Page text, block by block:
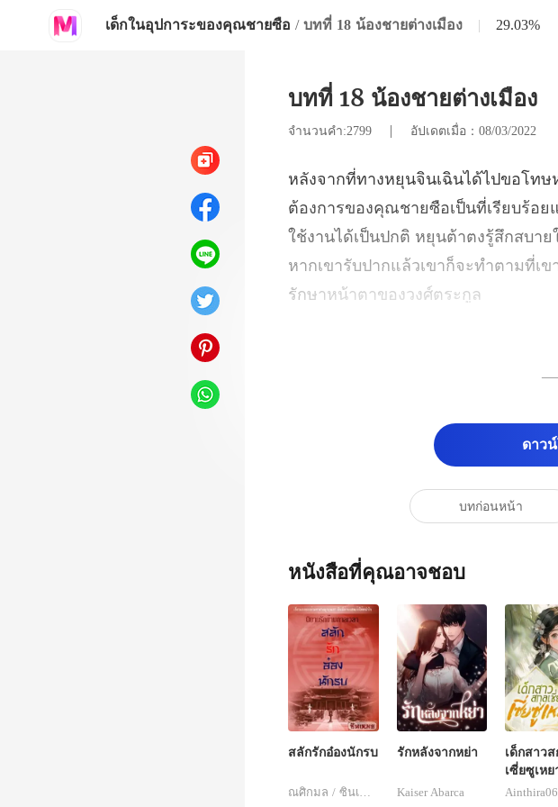
เด็กในอุปการะของคุณชายซือ / บทที่ 18 น้องชายต่างเมือง | 29.03%
บทที่ 18 น้องชายต่างเมือง
จำนวนคำ:2799 | อัปเดตเมื่อ：08/03/2022
ใช้งานได้เป็นปกติ หยุนต้าตงรู้สึกสบา
ดาว
บทก่อนหน้า
หนังสือที่คุณอาจชอบ
สลักรักอ๋องนักรบ รักหลังจากหย่า
Kaiser Abarca
เด็กสาว
เซี่ยซูเหย
Ainthira06